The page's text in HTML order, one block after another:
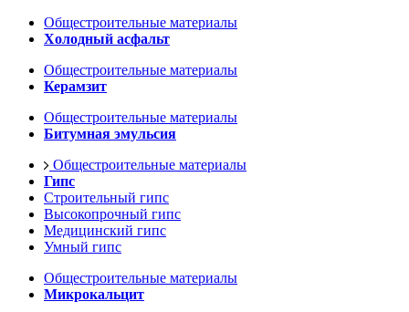
Общестроительные материалы
Холодный асфальт
Общестроительные материалы
Керамзит
Общестроительные материалы
Битумная эмульсия
Общестроительные материалы
Гипс
Строительный гипс
Высокопрочный гипс
Медицинский гипс
Умный гипс
Общестроительные материалы
Микрокальцит